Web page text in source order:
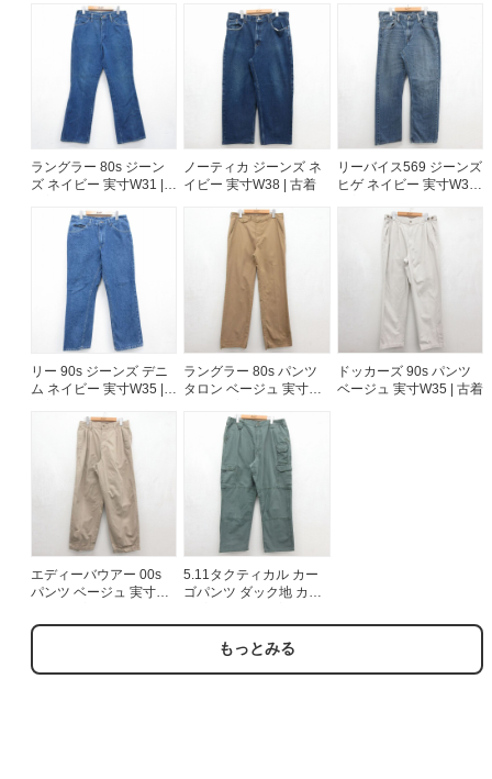
ラングラー 80s ジーン
ズ ネイビー 実寸W31 |
ノーティカ ジーンズ ネ
イビー 実寸W38 | 古着
リーバイス569 ジーンズ
ヒゲ ネイビー 実寸W34 |
リー 90s ジーンズ デニ
ム ネイビー 実寸W35 |
ラングラー 80s パンツ
タロン ベージュ 実寸
ドッカーズ 90s パンツ
ベージュ 実寸W35 | 古着
エディーバウアー 00s
パンツ ベージュ 実寸
5.11タクティカル カー
ゴパンツ ダック地 カー
もっとみる